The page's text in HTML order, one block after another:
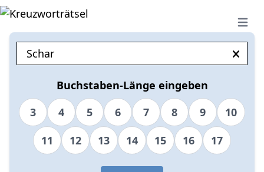
Open
Buchstaben-Länge eingeben
3
4 5 6 7 8 9
10
11
12 13 14 15 16 17